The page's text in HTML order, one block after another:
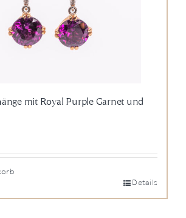
mit Royal Purple Garnet und
Details